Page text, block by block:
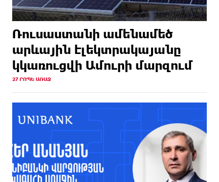
Ռուսաստանի ամենամեծ
արևային էլեկտրակայանը
կկառուցվի Ամուրի մարզում
27 ՐՈՊԵ ԱՌԱՋ